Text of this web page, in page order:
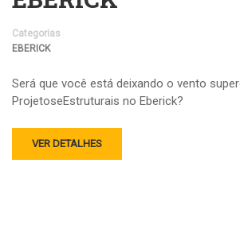
Categorias
EBERICK
Será que você está deixando o vento
ProjetoseEstruturais no Eberick?
VER DETALHES